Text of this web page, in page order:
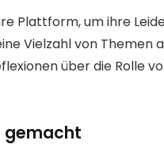
Plattform, um ihre
Vielzahl von Themen
über die Rolle
gemacht